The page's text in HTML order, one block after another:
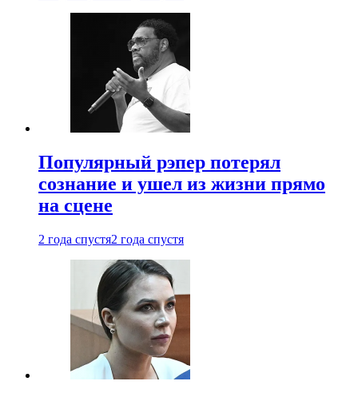
Популярный рэпер потерял
сознание и ушел из жизни прямо
на сцене
2 года спустя2 года спустя